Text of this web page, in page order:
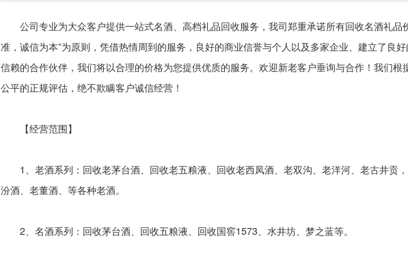
公司专业为大众客户提供一站式名酒、高档礼品回收服务，我司郑重承诺所有回收名酒礼品
准，诚信为本”为原则，凭借热情周到的服务，良好的商业信誉与个人以及多家企业、建立了良
信赖的合作伙伴，我们将以合理的价格为您提供优质的服务。欢迎新老客户垂询与合作！我们根
公平的正规评估，绝不欺瞒客户诚信经营！
【经营范围】
1、老酒系列：回收老茅台酒、回收老五粮液、回收老西凤酒、老双沟、老洋河、老古井贡
汾酒、老董酒、等各种老酒。
2、名酒系列：回收茅台酒、回收五粮液、回收国窖1573、水井坊、梦之蓝等。